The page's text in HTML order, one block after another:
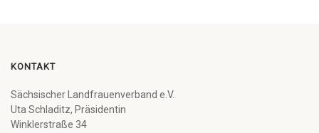
KONTAKT
Sächsischer Landfrauenverband e.V.
Uta Schladitz, Präsidentin
Winklerstraße 34